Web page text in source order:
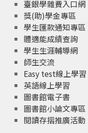
臺銀學雜費入口網
獎(助)學金專區
學生匯款通知專區
體適能成績查詢
學生生涯輔導網
師生交流
Easy test線上學習
英語線上學習
圖書館電子書
圖書館小論文專區
閱讀存摺推廣活動